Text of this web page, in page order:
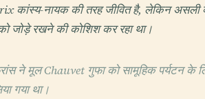
कांस्य-नायक की तरह जीवित है, लेकिन असली
जोड़े रखने की कोशिश कर रहा था।
ने मूल Chauvet गुफा को सामूहिक पर्यटन के
गया था।